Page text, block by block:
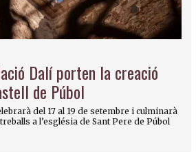
Dalí porten la creació
de Púbol
del 17 al 19 de setembre i culminarà
a l’església de Sant Pere de Púbol